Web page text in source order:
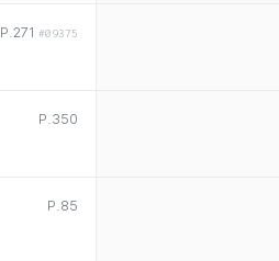
P.271 #09375
P.350
P.85